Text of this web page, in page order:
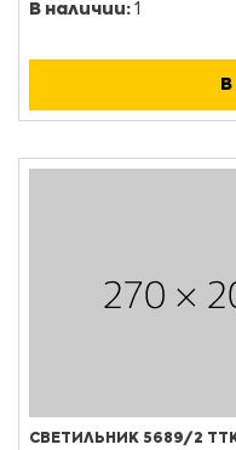
В наличии: 1
СВЕТИЛЬНИК 5689/2